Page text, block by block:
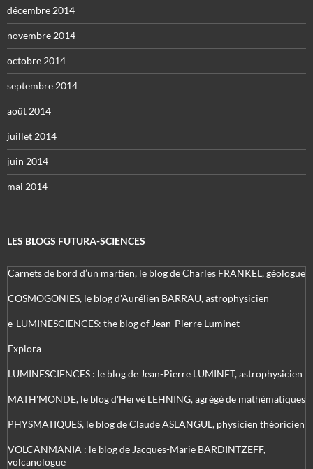
décembre 2014
novembre 2014
octobre 2014
septembre 2014
août 2014
juillet 2014
juin 2014
mai 2014
LES BLOGS FUTURA-SCIENCES
Carnets de bord d’un martien, le blog de Charles FRANKEL, géologue
COSMOGONIES, le blog d'Aurélien BARRAU, astrophysicien
e-LUMINESCIENCES: the blog of Jean-Pierre Luminet
Explora
LUMINESCIENCES : le blog de Jean-Pierre LUMINET, astrophysicien
MATH'MONDE, le blog d'Hervé LEHNING, agrégé de mathématiques
PHYSMATIQUES, le blog de Claude ASLANGUL, physicien théoricien
VOLCANMANIA : le blog de Jacques-Marie BARDINTZEFF,
volcanologue